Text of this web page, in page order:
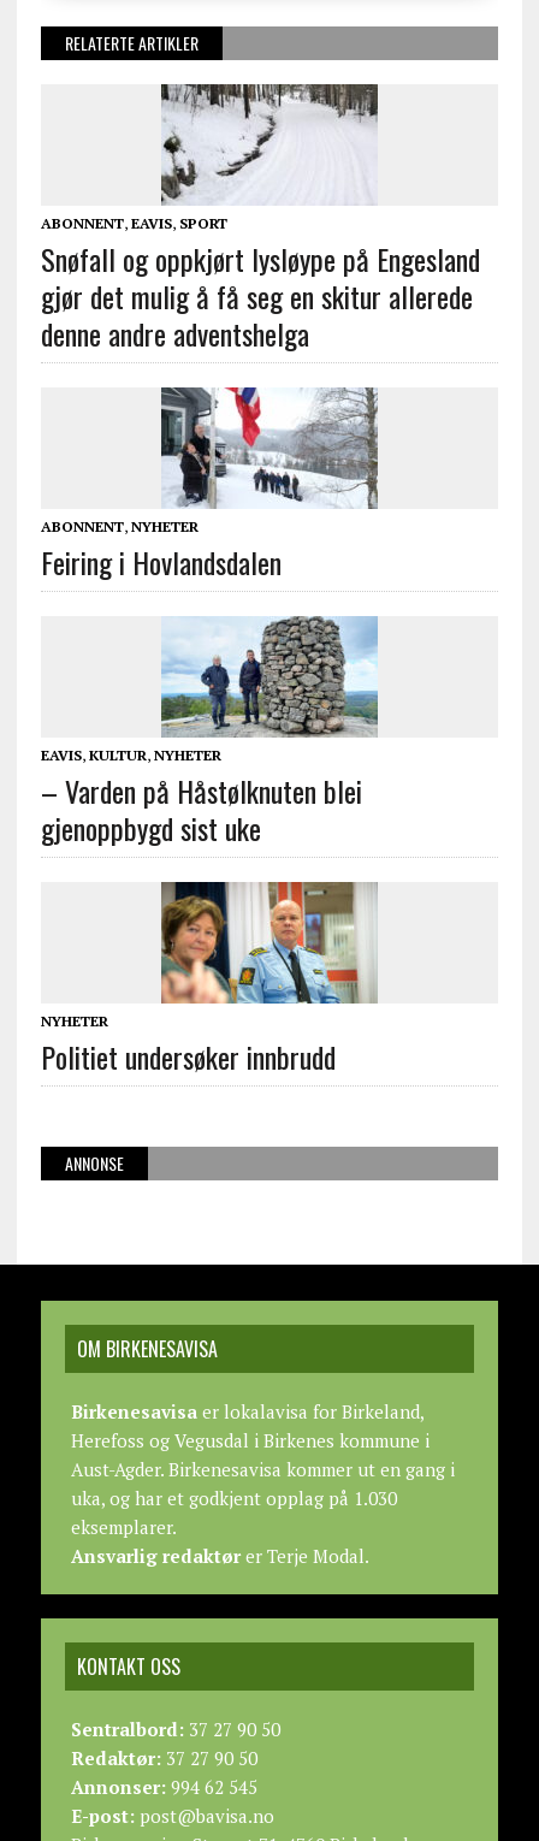
RELATERTE ARTIKLER
ABONNENT, EAVIS, SPORT
Snøfall og oppkjørt lysløype på Engesland
gjør det mulig å få seg en skitur allerede
denne andre adventshelga
ABONNENT, NYHETER
Feiring i Hovlandsdalen
EAVIS, KULTUR, NYHETER
– Varden på Håstølknuten blei
gjenoppbygd sist uke
NYHETER
Politiet undersøker innbrudd
ANNONSE
OM BIRKENESAVISA
Birkenesavisaer lokalavisa for Birkeland,
Herefoss og Vegusdal i Birkenes kommune i
Aust-Agder. Birkenesavisa kommer ut en gang i
uka, og har et godkjent opplag på 1.030
eksemplarer.
Ansvarlig redaktører Terje Modal.
KONTAKT OSS
Sentralbord:37 27 90 50
Redaktør:37 27 90 50
Annonser:994 62 545
E-post:post@bavisa.no